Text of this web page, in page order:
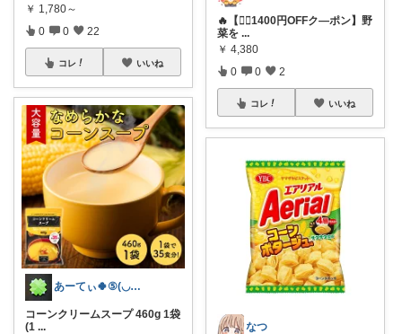
￥ 1,780～
0 0 22
コレ いいね
あーてぃ🍀⑤(◡‿◡ฺ✿)
コーンクリームスープ 460g 1袋
(1 ...
🔥【🏃‍♀1400円OFFク―ポン】野
菜を ...
￥ 4,380
0 0 2
コレ いいね
なつ